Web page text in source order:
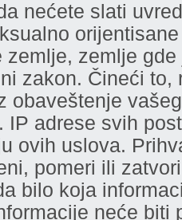
nećete slati
zemlje, zemlje gde
zakon. Čineći
obaveštenje
IP adrese svih
ovih uslova.
pomeri ili
bilo koja
neće